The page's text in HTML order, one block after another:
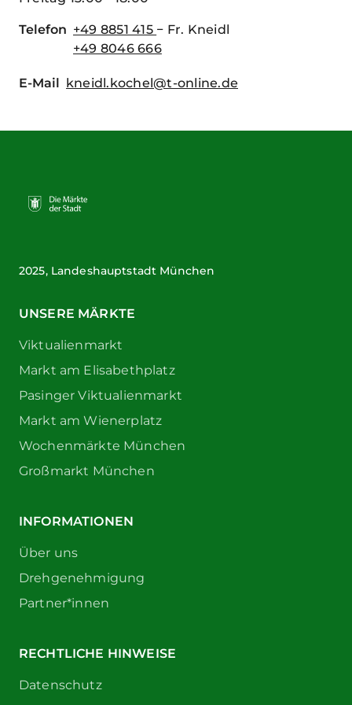
Telefon +49 8851 415 − Fr. Kneidl
+49 8046 666
E-Mail kneidl.kochel@t-online.de
2025, Landeshauptstadt München
UNSERE MÄRKTE
Viktualienmarkt
Markt am Elisabethplatz
Pasinger Viktualienmarkt
Markt am Wienerplatz
Wochenmärkte München
Großmarkt München
INFORMATIONEN
Über uns
Drehgenehmigung
Partner*innen
RECHTLICHE HINWEISE
Datenschutz